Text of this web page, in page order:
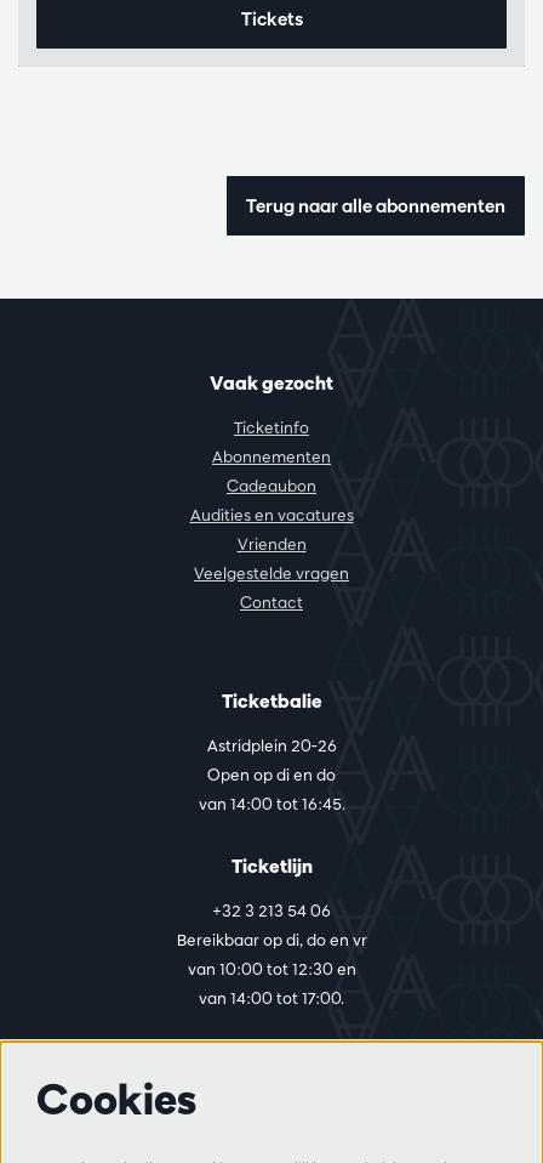
Tickets
Terug naar alle abonnementen
Vaak gezocht
Ticketinfo
Abonnementen
Cadeaubon
Audities en vacatures
Vrienden
Veelgestelde vragen
Contact
Ticketbalie
Astridplein 20-26
Open op di en do
van 14:00 tot 16:45.
Ticketlijn
+32 3 213 54 06
Bereikbaar op di, do en vr
van 10:00 tot 12:30 en
van 14:00 tot 17:00.
Cookies